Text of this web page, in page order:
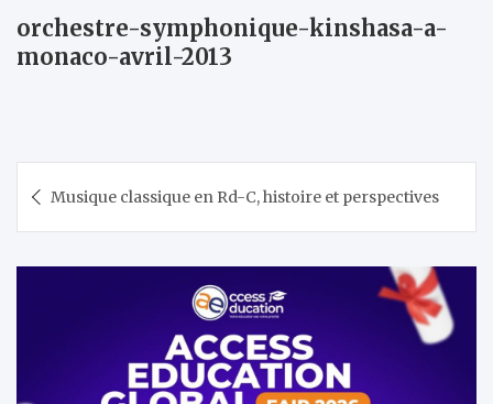
orchestre-symphonique-kinshasa-a-
monaco-avril-2013
de Musique classique en Rd-C, histoire et perspectives